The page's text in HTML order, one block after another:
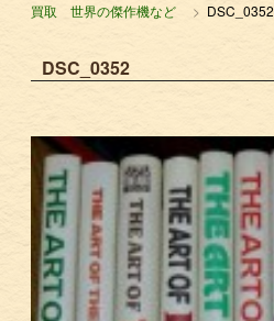
買取 世界の傑作機など
DSC_0352
DSC_0352